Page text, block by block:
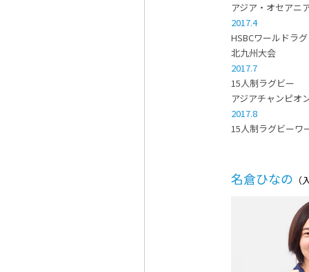
アジア・オセアニ
2017.4
HSBCワールドラ
北九州大会
2017.7
15人制ラグビー
アジアチャンピオ
2017.8
15人制ラグビーワ
名倉ひなの